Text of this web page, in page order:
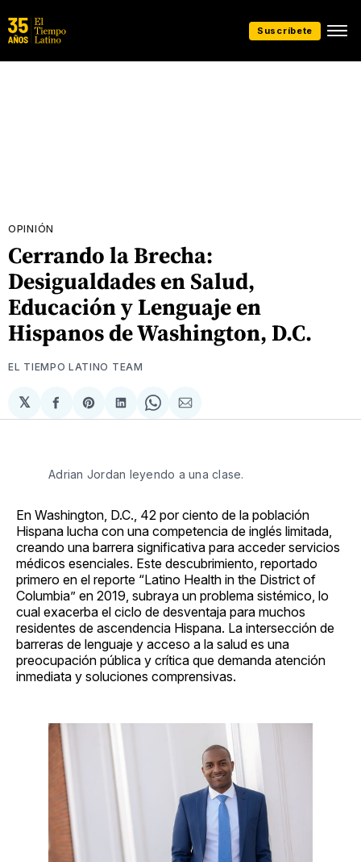
Suscríbete
OPINIÓN
Cerrando la Brecha:
Desigualdades en Salud,
Educación y Lenguaje en
Hispanos de Washington, D.C.
EL TIEMPO LATINO TEAM
𝕏
Compartir
en
Share
on
Compartir
en
Share
on
Compartir
via
Adrian Jordan leyendo a una clase.
En Washington, D.C., 42 por ciento de la población
Hispana lucha con una competencia de inglés limitada,
creando una barrera significativa para acceder servicios
médicos esenciales. Este descubrimiento, reportado
primero en el reporte “Latino Health in the District of
Columbia” en 2019, subraya un problema sistémico, lo
cual exacerba el ciclo de desventaja para muchos
residentes de ascendencia Hispana. La intersección de
barreras de lenguaje y acceso a la salud es una
preocupación pública y crítica que demanda atención
inmediata y soluciones comprensivas.